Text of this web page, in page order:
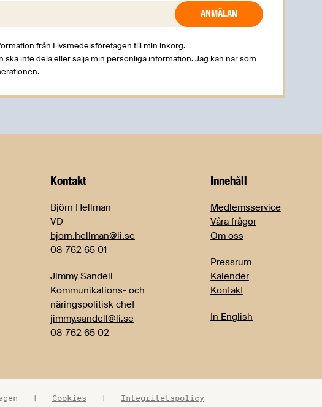
från Livsmedelsföretagen till min inkorg.
ska inte dela eller sälja min personliga information. Jag kan när som
Kontakt
Björn Hellman
VD
bjorn.hellman@li.se
08-762 65 01
Jimmy Sandell
Kommunikations- och
näringspolitisk chef
jimmy.sandell@li.se
08-762 65 02
Innehåll
Medlemsservice
Våra frågor
Om oss
Pressrum
Kalender
Kontakt
In English
| Cookies | Integritetspolicy